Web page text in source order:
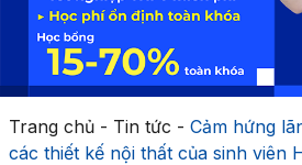
Trang chủ- Tin tức - Cảm hứng
các thiết kế nội thất của sinh viên